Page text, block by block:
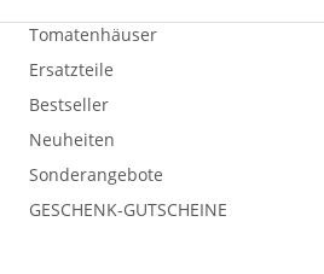
Tomatenhäuser
Ersatzteile
Bestseller
Neuheiten
Sonderangebote
GESCHENK-GUTSCHEINE